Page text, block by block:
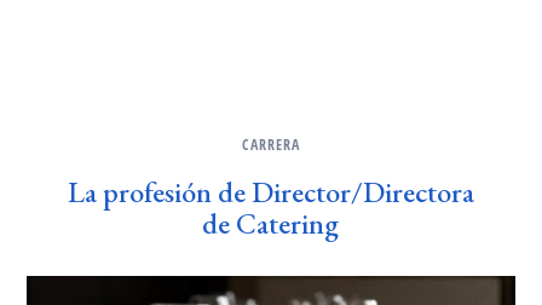
CARRERA
La profesión de Director/Directora
de Catering